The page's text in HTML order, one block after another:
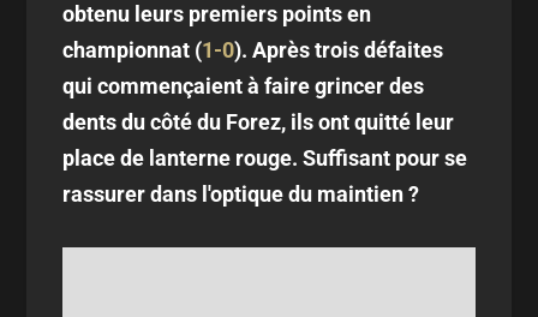
obtenu leurs premiers points en
championnat (1-0). Après trois défaites
qui commençaient à faire grincer des
dents du côté du Forez, ils ont quitté leur
place de lanterne rouge. Suffisant pour se
rassurer dans l'optique du maintien ?